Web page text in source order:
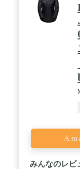
みんなのレビ